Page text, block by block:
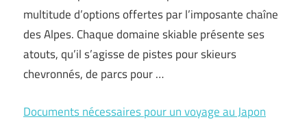
multitude d’options offertes par l’imposante chaîne
des Alpes. Chaque domaine skiable présente ses
atouts, qu’il s’agisse de pistes pour skieurs
chevronnés, de parcs pour …
Documents nécessaires pour un voyage au Japon